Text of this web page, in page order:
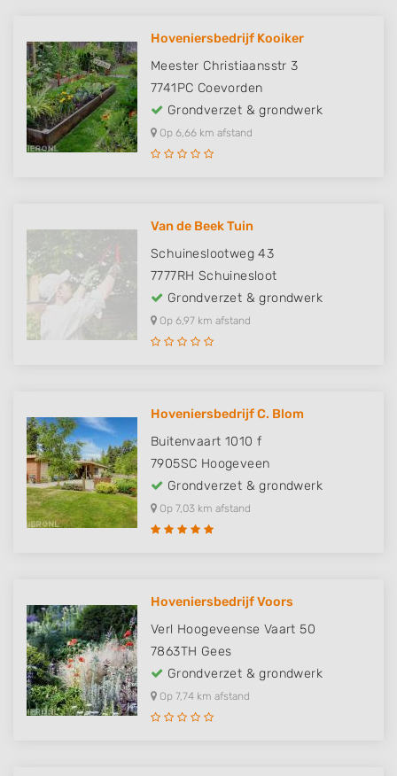
Hoveniersbedrijf Kooiker
Meester Christiaansstr 3
7741PC Coevorden
Grondverzet & grondwerk
Op 6,66 km afstand
Van de Beek Tuin
Schuineslootweg 43
7777RH Schuinesloot
Grondverzet & grondwerk
Op 6,97 km afstand
Hoveniersbedrijf C. Blom
Buitenvaart 1010 f
7905SC Hoogeveen
Grondverzet & grondwerk
Op 7,03 km afstand
Hoveniersbedrijf Voors
Verl Hoogeveense Vaart 50
7863TH Gees
Grondverzet & grondwerk
Op 7,74 km afstand